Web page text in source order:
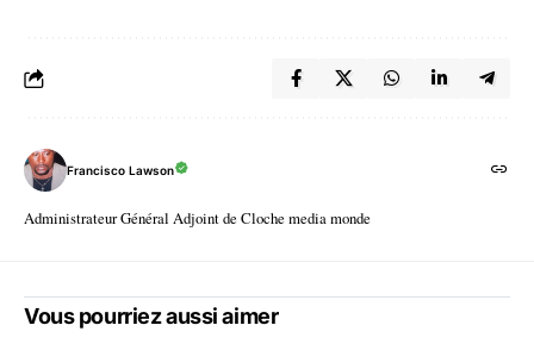
Francisco Lawson
Administrateur Général Adjoint de Cloche media monde
Vous pourriez aussi aimer